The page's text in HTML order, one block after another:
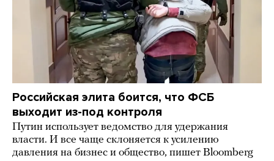
Российская элита боится, что ФСБ
выходит из-под контроля
Путин использует ведомство для удержания
власти. И все чаще склоняется к усилению
давления на бизнес и общество, пишет Bloomberg